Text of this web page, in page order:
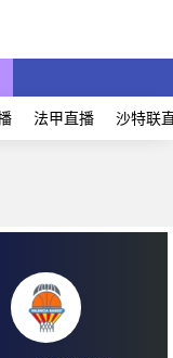
法甲直播 沙特联